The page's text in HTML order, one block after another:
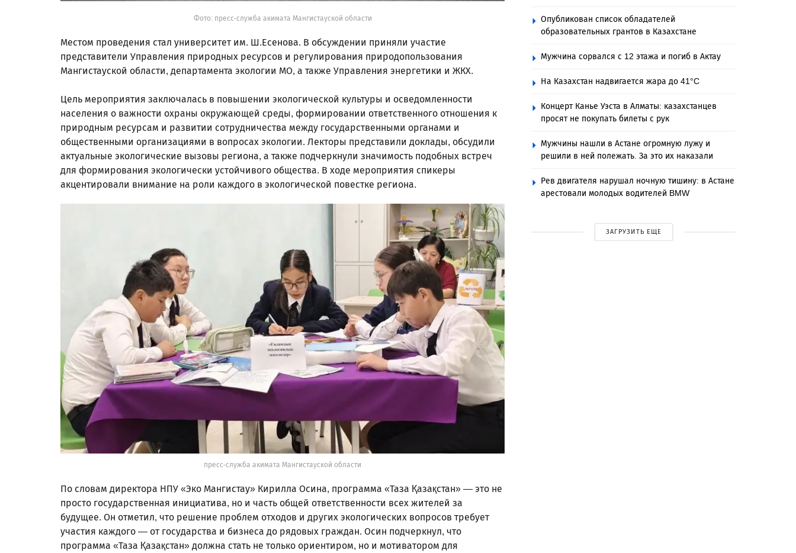
Фото: пресс-служба акимата Мангистауской области
Местом проведения стал университет им. Ш.Есенова. В обсуждении приняли участие
представители Управления природных ресурсов и регулирования природопользования
Мангистауской области, департамента экологии МО, а также Управления энергетики и ЖКХ.
Цель мероприятия заключалась в повышении экологической культуры и осведомленности
населения о важности охраны окружающей среды, формировании ответственного отношения к
природным ресурсам и развитии сотрудничества между государственными органами и
общественными организациями в вопросах экологии. Лекторы представили доклады, обсудили
актуальные экологические вызовы региона, а также подчеркнули значимость подобных встреч
для формирования экологически устойчивого общества. В ходе мероприятия спикеры
акцентировали внимание на роли каждого в экологической повестке региона.
пресс-служба акимата Мангистауской области
По словам директора НПУ «Эко Мангистау» Кирилла Осина, программа «Таза Қазақстан» — это не
просто государственная инициатива, но и часть общей ответственности всех жителей за
будущее. Он отметил, что решение проблем отходов и других экологических вопросов требует
участия каждого — от государства и бизнеса до рядовых граждан. Осин подчеркнул, что
программа «Таза Қазақстан» должна стать не только ориентиром, но и мотиватором для
Опубликован список обладателей
образовательных грантов в Казахстане
Мужчина сорвался с 12 этажа и погиб в Актау
На Казахстан надвигается жара до 41°C
Концерт Канье Уэста в Алматы: казахстанцев
просят не покупать билеты с рук
Мужчины нашли в Астане огромную лужу и
решили в ней полежать. За это их наказали
Рев двигателя нарушал ночную тишину: в Астане
арестовали молодых водителей BMW
ЗАГРУЗИТЬ ЕЩЕ